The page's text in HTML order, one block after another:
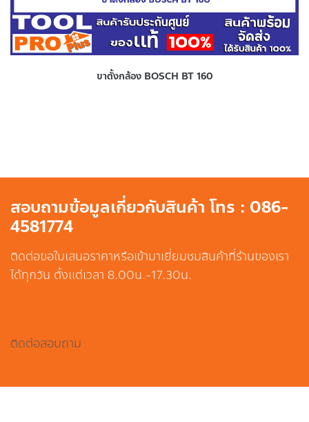
ขาตั้งกล้อง BOSCH BT 160
สอบถามข้อมูลเกี่ยวกับสินค้า โทร : 086-
4581774
ติดต่อขอใบเสนอราคาหรือเข้ามาเยี่ยมชมสินค้าที่ร้านของเรา
ได้ทุกวัน ตั้งแต่เวลา 8.00น.-17.30น.
ติดต่อสอบถาม